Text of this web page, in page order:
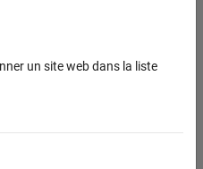
un site web dans la liste